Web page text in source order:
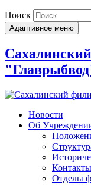
Поиск
Адаптивное меню
Новости
Об
Контакты
Отделы